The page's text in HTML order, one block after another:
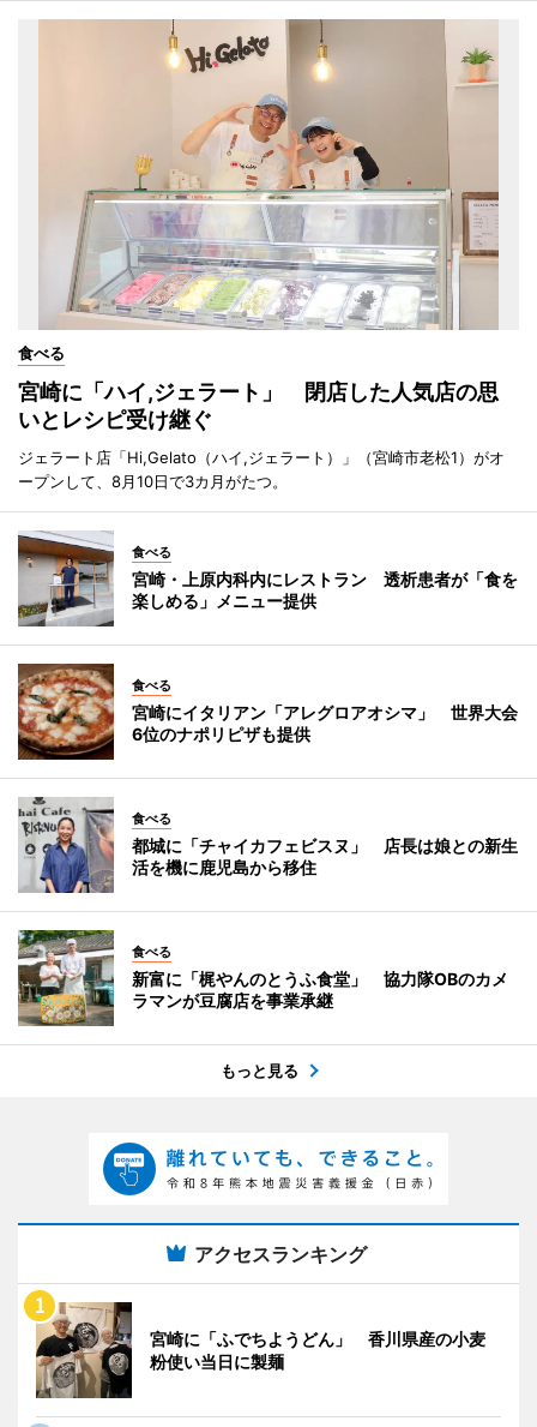
食べる
宮崎に「ハイ,ジェラート」 閉店した人気店の思
いとレシピ受け継ぐ
ジェラート店「Hi,Gelato（ハイ,ジェラート）」（宮崎市老松1）がオ
ープンして、8月10日で3カ月がたつ。
食べる
宮崎・上原内科内にレストラン 透析患者が「食を
楽しめる」メニュー提供
食べる
宮崎にイタリアン「アレグロアオシマ」 世界大会
6位のナポリピザも提供
食べる
都城に「チャイカフェビスヌ」 店長は娘との新生
活を機に鹿児島から移住
食べる
新富に「梶やんのとうふ食堂」 協力隊OBのカメ
ラマンが豆腐店を事業承継
もっと見る
アクセスランキング
宮崎に「ふでちようどん」 香川県産の小麦
粉使い当日に製麺